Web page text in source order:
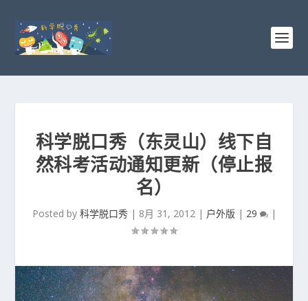
科学脱口秀（东灵山）线下自
然科考活动通知更新（停止报
名）
Posted by 科学脱口秀| 8月 31, 2012| 户外版 | 29 |